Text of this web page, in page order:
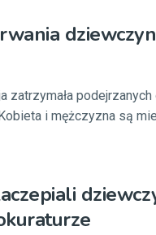
zatrzymała
i mężczyzna są